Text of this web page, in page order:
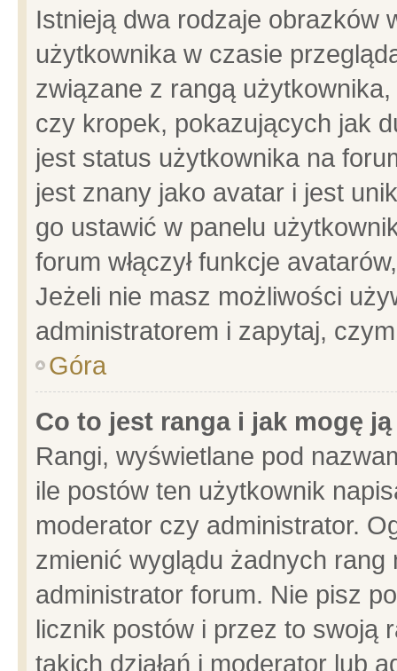
Istnieją dwa rodzaje obrazków
użytkownika w czasie
związane z rangą
czy kropek, pokazujących jak
jest status użytkownika na
jest znany jako avatar i jest
go ustawić w panelu
forum włączył funkcje
Jeżeli nie masz możliwości
administratorem i zapytaj,
Góra
Co to jest ranga i jak mogę
Rangi, wyświetlane pod
ile postów ten użytkownik
moderator czy administrator.
zmienić wyglądu żadnych
administrator forum. Nie pisz
licznik postów i przez to swoją
takich działań i moderator lub